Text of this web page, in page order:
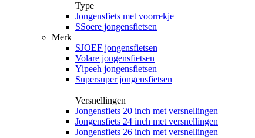
Type
Jongensfiets met voorrekje
SSoere jongensfietsen
Merk
SJOEF jongensfietsen
Volare jongensfietsen
Yipeeh jongensfietsen
Supersuper jongensfietsen
Versnellingen
Jongensfiets 20 inch met versnellingen
Jongensfiets 24 inch met versnellingen
Jongensfiets 26 inch met versnellingen